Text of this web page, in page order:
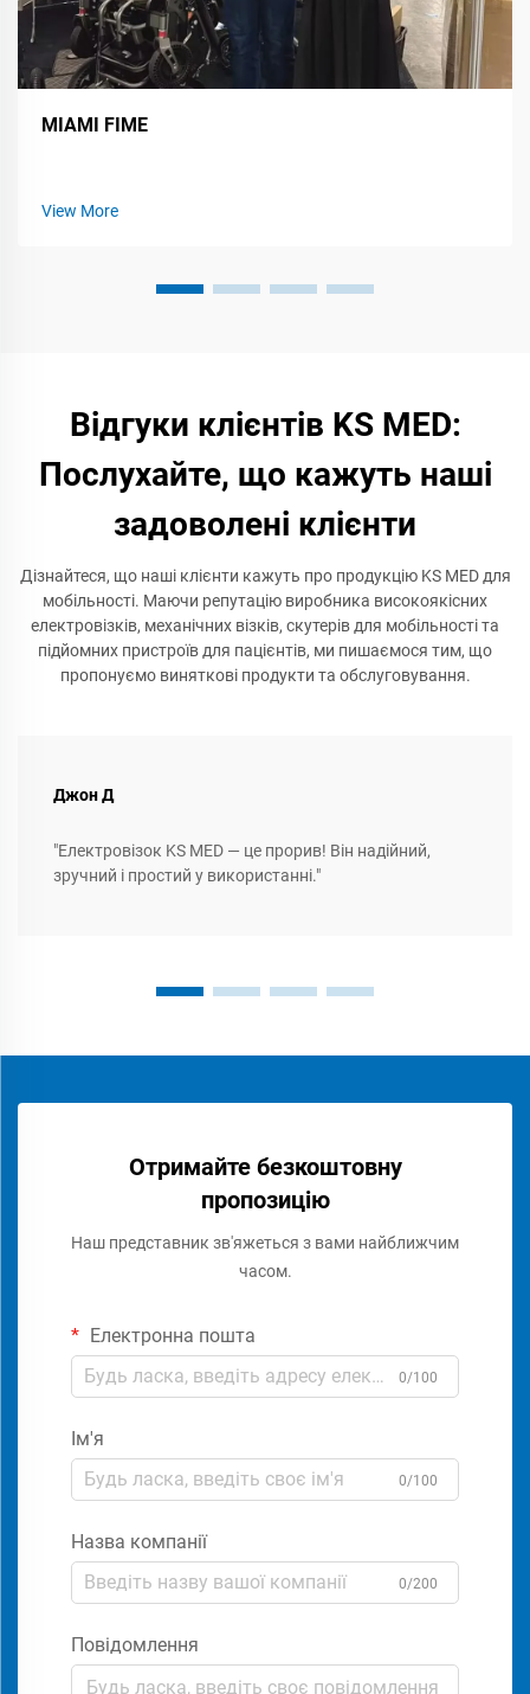
MIAMI FIME
View More
Відгуки клієнтів KS MED:
Послухайте, що кажуть наші
задоволені клієнти
Дізнайтеся, що наші клієнти кажуть про продукцію KS MED для
мобільності. Маючи репутацію виробника високоякісних
електровізків, механічних візків, скутерів для мобільності та
підйомних пристроїв для пацієнтів, ми пишаємося тим, що
пропонуємо виняткові продукти та обслуговування.
Джон Д
"Електровізок KS MED — це прорив! Він надійний,
зручний і простий у використанні."
Отримайте безкоштовну
пропозицію
Наш представник зв'яжеться з вами найближчим
часом.
Електронна пошта
0/100
Ім'я
0/100
Назва компанії
0/200
Повідомлення